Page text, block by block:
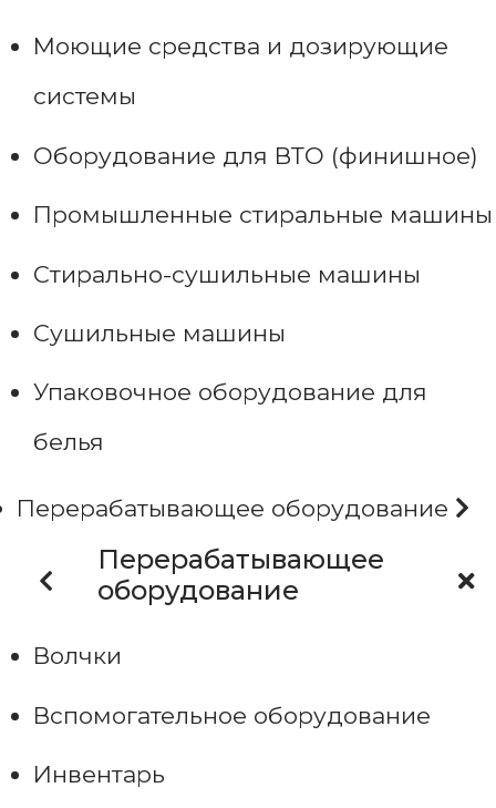
Моющие средства и дозирующие
системы
Оборудование для ВТО (финишное)
Промышленные стиральные машины
Стирально-сушильные машины
Сушильные машины
Упаковочное оборудование для
белья
Перерабатывающее оборудование
Перерабатывающее
оборудование
Волчки
Вспомогательное оборудование
Инвентарь